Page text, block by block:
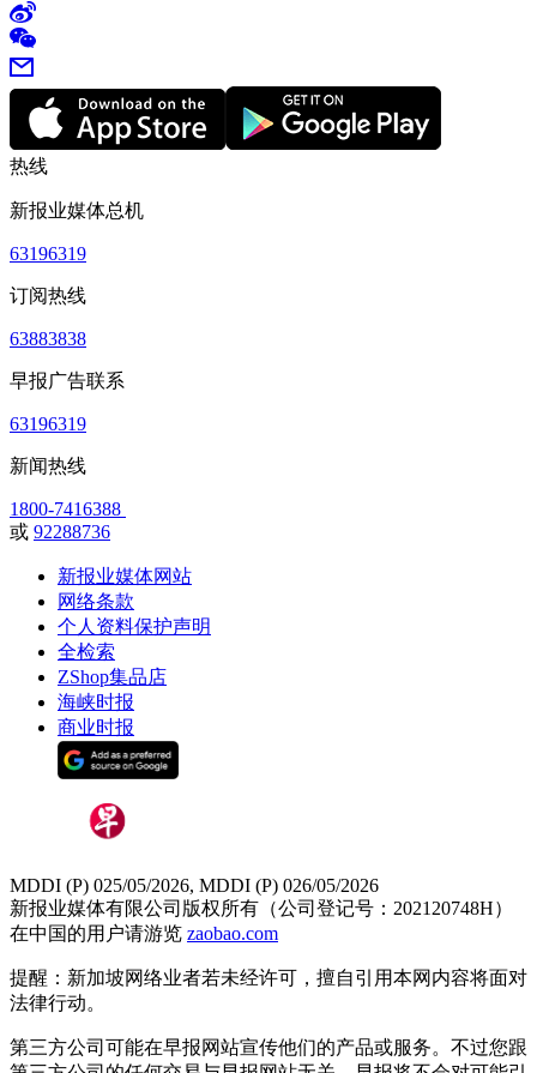
热线
新报业媒体总机
63196319
订阅热线
63883838
早报广告联系
63196319
新闻热线
1800-7416388
或 92288736
新报业媒体网站
网络条款
个人资料保护声明
全检索
ZShop集品店
海峡时报
商业时报
MDDI (P) 025/05/2026, MDDI (P) 026/05/2026
新报业媒体有限公司版权所有（公司登记号：202120748H）
在中国的用户请游览 zaobao.com
提醒：新加坡网络业者若未经许可，擅自引用本网内容将面对
法律行动。
第三方公司可能在早报网站宣传他们的产品或服务。不过您跟